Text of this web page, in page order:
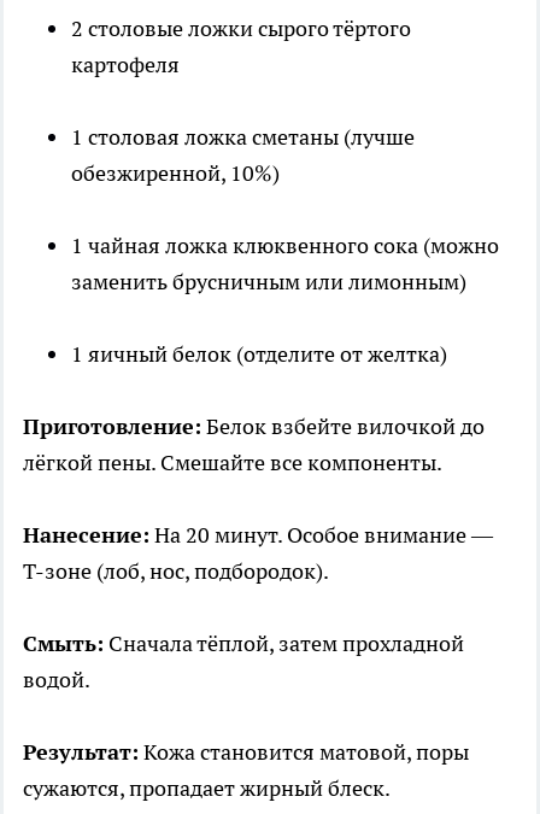
2 столовые ложки сырого тёртого
картофеля
1 столовая ложка сметаны (лучше
обезжиренной, 10%)
1 чайная ложка клюквенного сока (можно
заменить брусничным или лимонным)
1 яичный белок (отделите от желтка)
Приготовление: Белок взбейте вилочкой до
лёгкой пены. Смешайте все компоненты.
Нанесение: На 20 минут. Особое внимание —
Т-зоне (лоб, нос, подбородок).
Смыть: Сначала тёплой, затем прохладной
водой.
Результат: Кожа становится матовой, поры
сужаются, пропадает жирный блеск.